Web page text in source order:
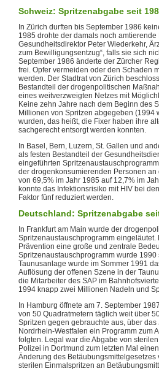
Schweiz: Spritzenabgabe seit
In Zürich durften bis September 1986
1985 drohte der damals noch
Gesundheitsdirektor Peter Wiederkehr,
zum Bewilligungsentzug“, falls sie sich
September 1986 änderte der Zürcher
frei. Opfer vermeiden oder den Schaden
werden. Der Stadtrat von Zürich
Bestandteil der drogenpolitischen
eines weitverzweigten Netzes mit
Keine zehn Jahre nach dem Beginn des
Millionen von Spritzen abgegeben
wurden, das heißt, die Fixer haben ihre
sachgerecht entsorgt werden konnten.
In Basel, Bern, Luzern, St. Gallen und
als festen Bestandteil der
eingeführten
der drogenkonsumierenden Personen
von 69,5% im Jahr 1985 auf 12,7% im
konnte das Infektionsrisiko mit HIV bei
Faktor fünf reduziert werden.
Deutschland: Spritzenabgabe
In Frankfurt am Main wurde der
Spritzenaustauschprogramm
Prävention eine große und zentrale
Spritzenaustauschprogramm wurde
Taunusanlage wurde im Sommer 1991
Auflösung der offenen Szene in der
die Mitarbeiter des SAP im
1994 knapp zwei Millionen Nadeln und
In Hamburg öffnete am 7. September
von 50 Quadratmetern täglich weit über
Spritzen gegen gebrauchte aus, über
Nordrhein-Westfalen ein Programm zum
folgten. Legal war die Abgabe von
Polizei in Dortmund zum letzten Mal
Änderung des
sterilen Einmalspritzen an